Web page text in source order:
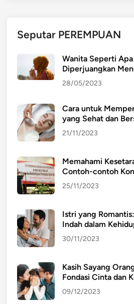
P
t
e
n
i
S
u
b
e
r
y
a
A
a
m
Seputar PEREMPUAN
Wanita Seperti Apa
Diperjuangkan
28/05/2023
Cara untuk
yang Sehat dan
21/11/2023
Memahami
Contoh-contoh
25/11/2023
Istri yang
Indah dalam
30/11/2023
Kasih Sayang
Fondasi Cinta dan
09/12/2023